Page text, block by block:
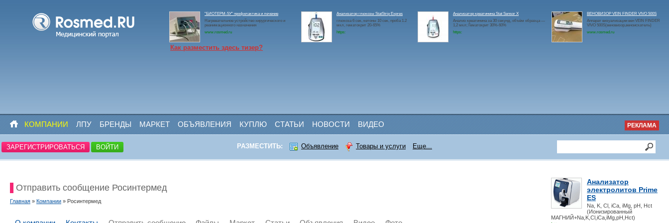
"БИОТЕРМ-5У" профилактика и лечение
Нагревательное устройство хирургического и
реанимационного назначения
www.rosmed.ru
Анализатор глюкозы StatStrip Expres
глюкоза 6 сек, кетоны 10 сек, проба 1.2
мкл, гематокрит 20-65%
https:
Анализатор креатинина Stat Sensor X
Анализ креатинина за 30 секунд, объём образца —
1,2 мкл; Гематокрит 30%-60%
https:
ВЕНОВИЗОР VEIN FINDER VIVO 500S
Аппарат визуализации вен VEIN FINDER
VIVO 500S(веновизор,веноискатель)
www.rosmed.ru
Как разместить здесь тизер?
КОМПАНИИ ЛПУ БРЕНДЫ МАРКЕТ ОБЪЯВЛЕНИЯ КУПЛЮ СТАТЬИ НОВОСТИ ВИДЕО РЕКЛАМА
ЗАРЕГИСТРИРОВАТЬСЯ ВОЙТИ РАЗМЕСТИТЬ: Объявление Товары и услуги Еще...
Анализатор
электролитов Prime
ES
Na, K, Cl, iCa, iMg, pH, Hct
(Ионизированный
МАГНИЙ+Na,K,Cl,iCa,iMg,pH,Hct)
Отправить сообщение Росинтермед
Главная » Компании » Росинтермед